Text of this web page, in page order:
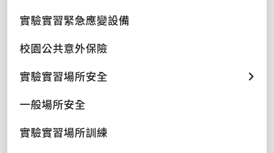
實驗實習緊急應變設備
校園公共意外保險
實驗實習場所安全
一般場所安全
實驗實習場所訓練